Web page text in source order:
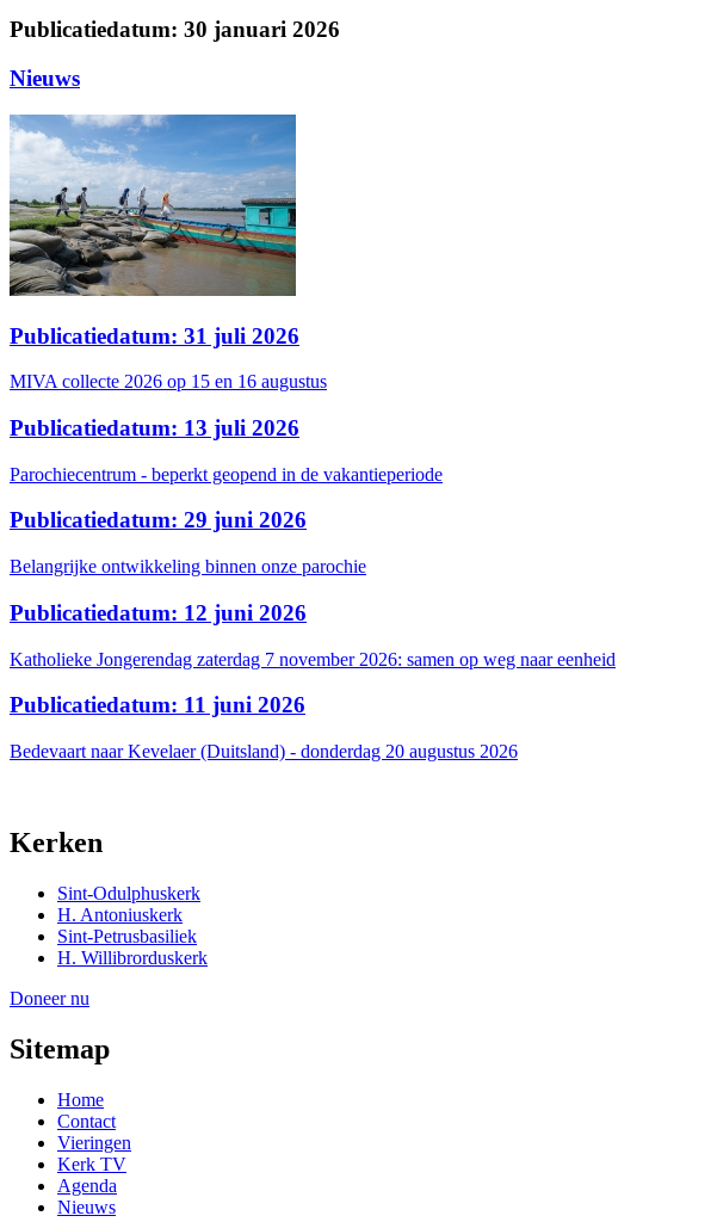
Publicatiedatum: 30 januari 2026
Nieuws
Publicatiedatum: 31 juli 2026
MIVA collecte 2026 op 15 en 16 augustus
Publicatiedatum: 13 juli 2026
Parochiecentrum - beperkt geopend in de vakantieperiode
Publicatiedatum: 29 juni 2026
Belangrijke ontwikkeling binnen onze parochie
Publicatiedatum: 12 juni 2026
Katholieke Jongerendag zaterdag 7 november 2026: samen op weg naar eenheid
Publicatiedatum: 11 juni 2026
Bedevaart naar Kevelaer (Duitsland) - donderdag 20 augustus 2026
Kerken
Sint-Odulphuskerk
H. Antoniuskerk
Sint-Petrusbasiliek
H. Willibrorduskerk
Doneer nu
Sitemap
Home
Contact
Vieringen
Kerk TV
Agenda
Nieuws